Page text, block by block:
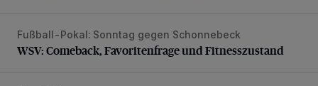
WSV: Comeback, Favoritenfrage und Fitnesszustand
Fußball-Pokal: Sonntag gegen Schonnebeck
WSV: Comeback, Favoritenfrage und Fitnesszustand